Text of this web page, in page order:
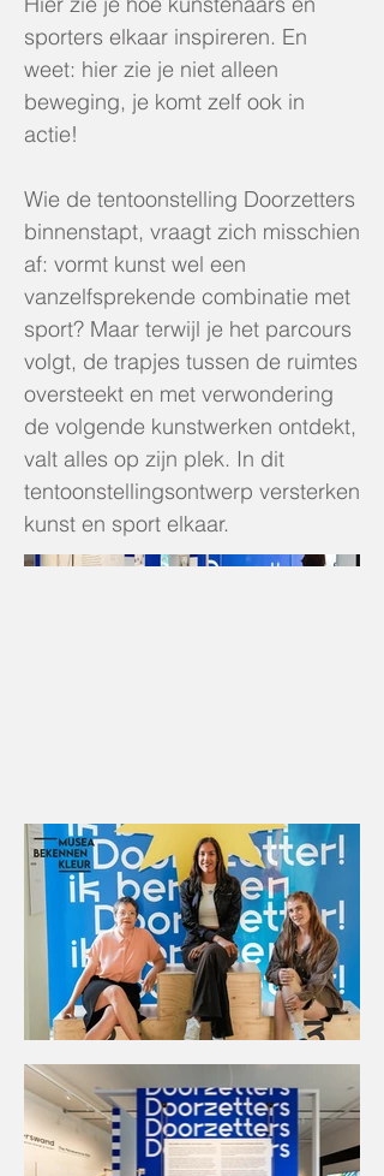
sporters elkaar inspireren. En
weet: hier zie je niet alleen
beweging, je komt zelf ook in
actie!
Wie de tentoonstelling Doorzetters
binnenstapt, vraagt zich misschien
af: vormt kunst wel een
vanzelfsprekende combinatie met
sport? Maar terwijl je het parcours
volgt, de trapjes tussen de ruimtes
oversteekt en met verwondering
de volgende kunstwerken ontdekt,
valt alles op zijn plek. In dit
tentoonstellingsontwerp versterken
kunst en sport elkaar.